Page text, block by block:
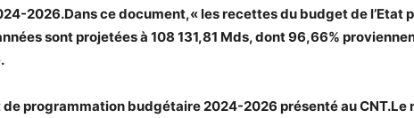
2026.Dans ce document,« les recettes du budget de l’Etat
sont projetées à 108 131,81 Mds, dont 96,66%
programmation budgétaire 2024-2026 présenté au CNT.Le